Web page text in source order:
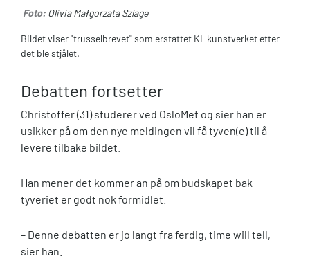
Foto: Olivia Małgorzata Szlage
Bildet viser "trusselbrevet" som erstattet KI-kunstverket etter
det ble stjålet.
Debatten fortsetter
Christoffer (31) studerer ved OsloMet og sier han er
usikker på om den nye meldingen vil få tyven(e) til å
levere tilbake bildet.
Han mener det kommer an på om budskapet bak
tyveriet er godt nok formidlet.
– Denne debatten er jo langt fra ferdig, time will tell,
sier han.